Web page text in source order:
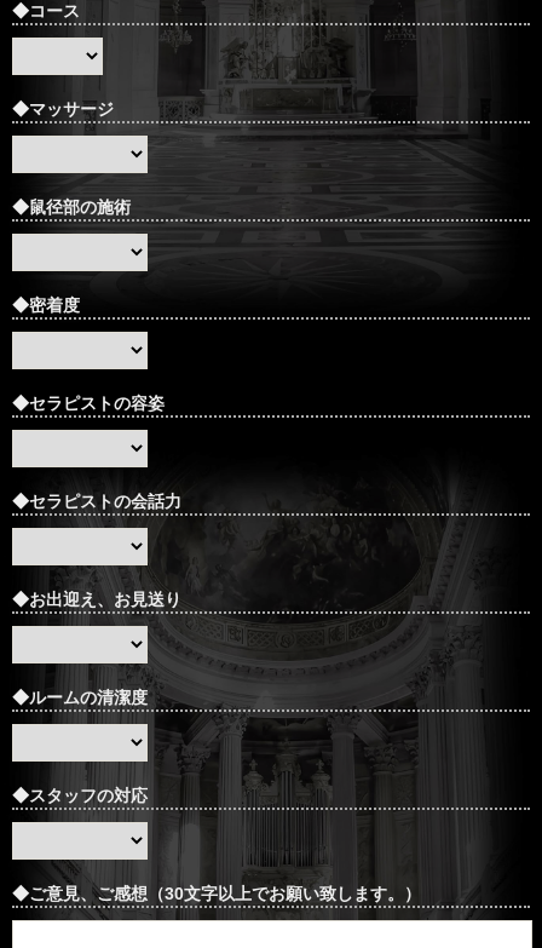
◆コース
◆マッサージ
◆鼠径部の施術
◆密着度
◆セラピストの容姿
◆セラピストの会話力
◆お出迎え、お見送り
◆ルームの清潔度
◆スタッフの対応
◆ご意見、ご感想（30文字以上でお願い致します。）